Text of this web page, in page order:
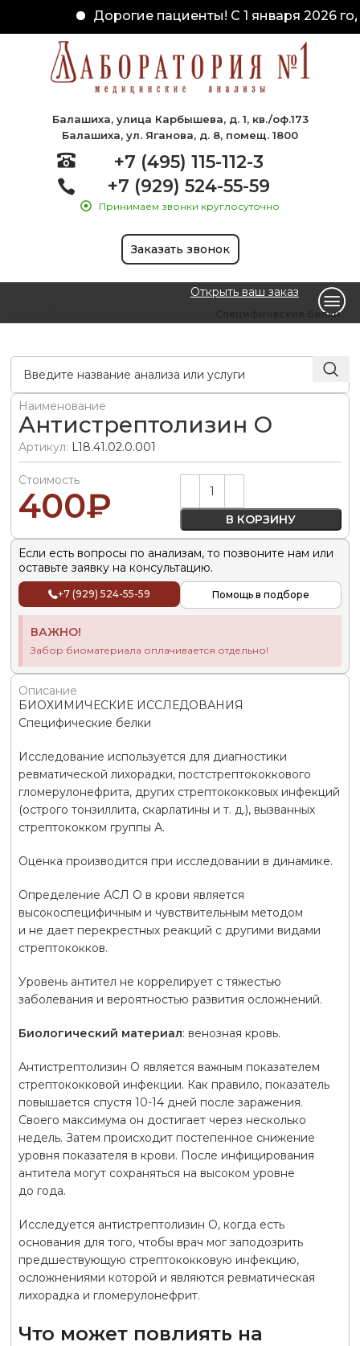
Дорогие пациенты! С 1 января 2026
Балашиха, улица Карбышева, д. 1, кв./оф.173
Балашиха, ул. Яганова, д. 8, помещ. 1800
+7 (495) 115-112-3
+7 (929) 524-55-59
Принимаем звонки круглосуточно
Заказать звонок
Открыть ваш заказ
Специфические белки
Наименование
Антистрептолизин О
Артикул: L18.41.02.0.001
Стоимость
400₽ В КОРЗИНУ
Alternative:
Если есть вопросы по анализам, то позвоните нам или
оставьте заявку на консультацию.
+7 (929) 524-55-59 Помощь в подборе
ВАЖНО!
Забор биоматериала оплачивается отдельно!
Описание
БИОХИМИЧЕСКИЕ ИССЛЕДОВАНИЯ
Специфические белки
Исследование используется для диагностики
ревматической лихорадки, постстрептококкового
гломерулонефрита, других стрептококковых инфекций
(острого тонзиллита, скарлатины и т. д.), вызванных
стрептококком группы А.
Оценка производится при исследовании в динамике.
Определение АСЛ О в крови является
высокоспецифичным и чувствительным методом
и не дает перекрестных реакций с другими видами
стрептококков.
Уровень антител не коррелирует с тяжестью
заболевания и вероятностью развития осложнений.
Биологический материал: венозная кровь.
Антистрептолизин О является важным показателем
стрептококковой инфекции. Как правило, показатель
повышается спустя 10-14 дней после заражения.
Своего максимума он достигает через несколько
недель. Затем происходит постепенное снижение
уровня показателя в крови. После инфицирования
антитела могут сохраняться на высоком уровне
до года.
Исследуется антистрептолизин О, когда есть
основания для того, чтобы врач мог заподозрить
предшествующую стрептококковую инфекцию,
осложнениями которой и являются ревматическая
лихорадка и гломерулонефрит.
Что может повлиять на